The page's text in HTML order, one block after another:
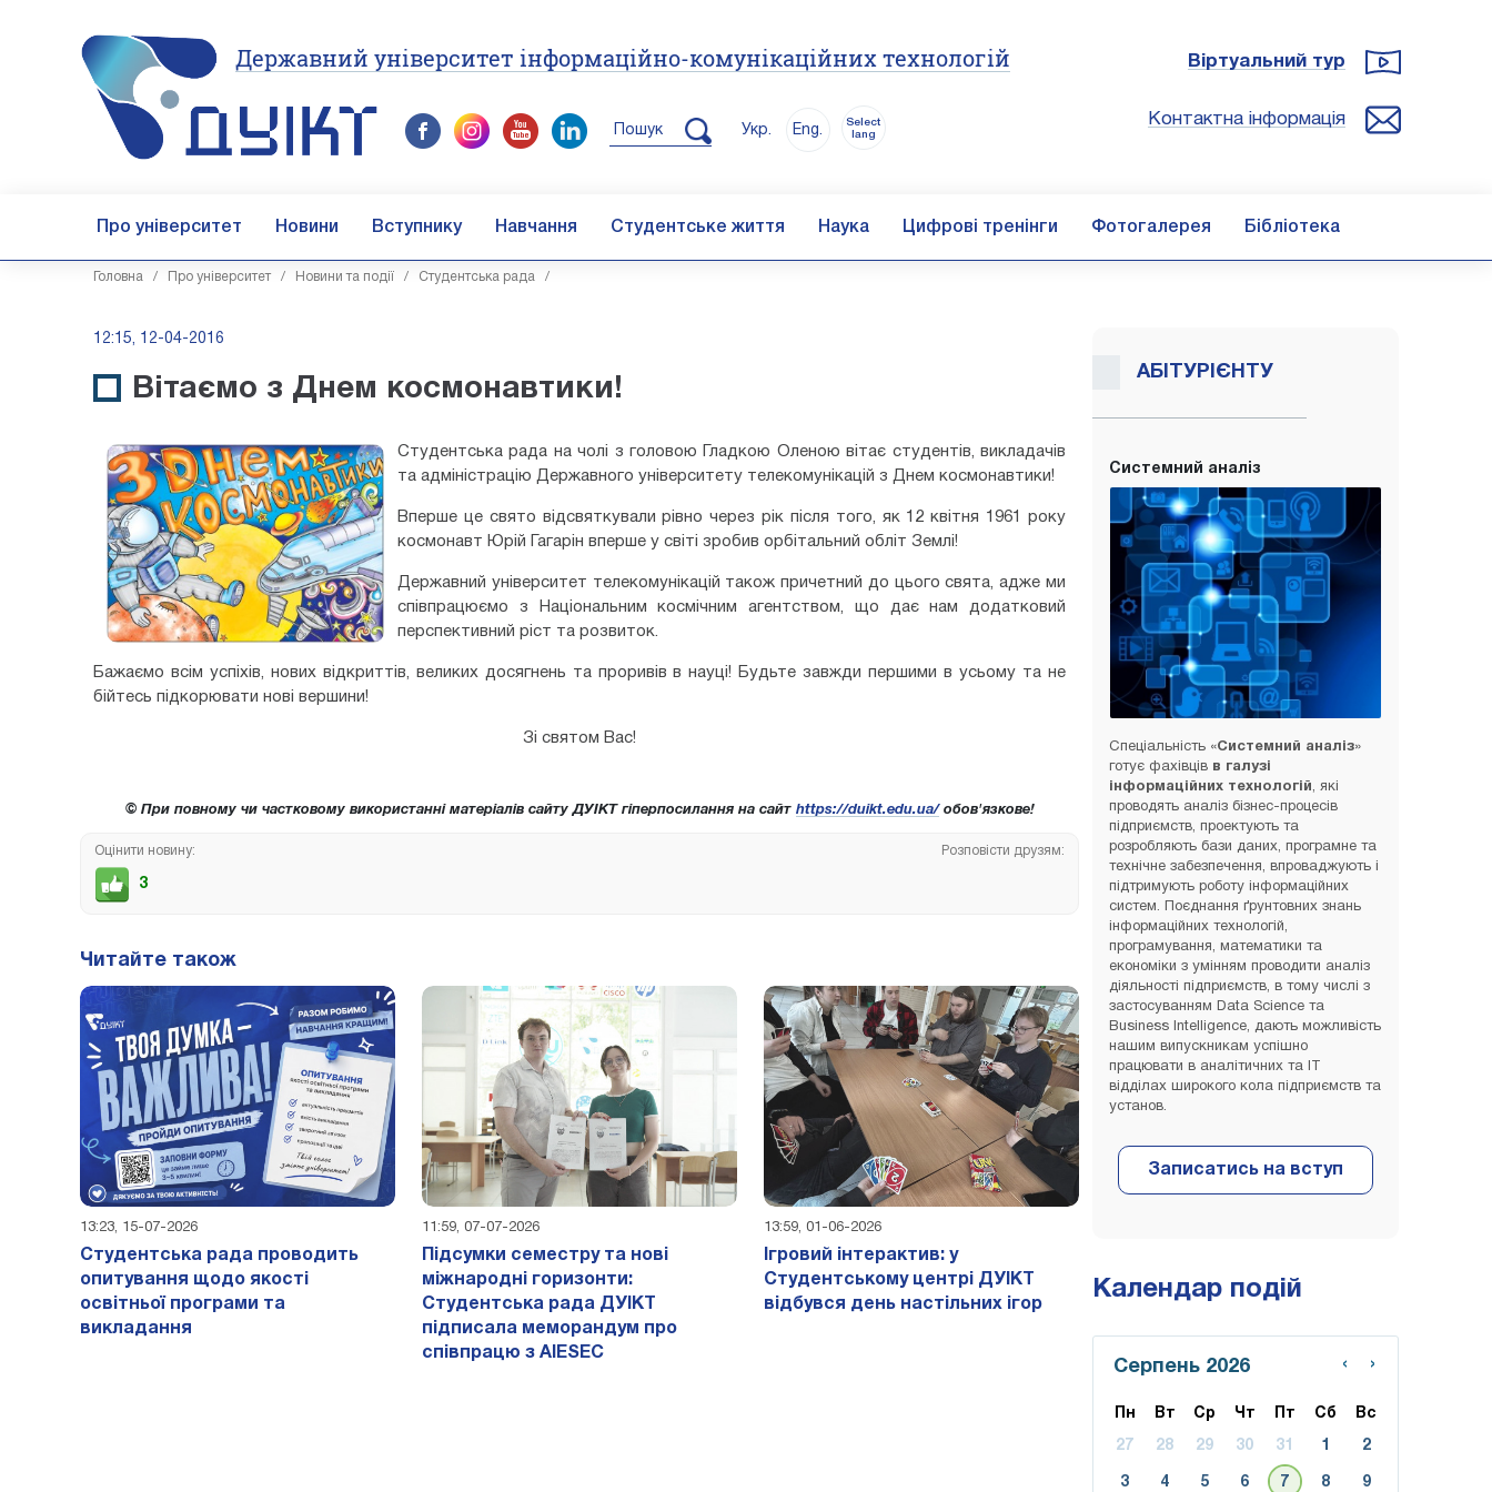
Державний університет інформаційно-комунікаційних технологій
Пошук Укр. Eng.
Select
lang
Віртуальний тур
Контактна інформація
Про університет Новини Вступнику Навчання Студентське життя Наука Цифрові тренінги Фотогалерея Бібліотека
Головна / Про університет/ Новини та події / Студентська рада /
12:15, 12-04-2016
Вітаємо з Днем космонавтики!
Студентська рада на чолі з головою Гладкою Оленою вітає студентів, викладачів
та адміністрацію Державного університету телекомунікацій з Днем космонавтики!
Вперше це свято відсвяткували рівно через рік після того, як 12 квітня 1961 року
космонавт Юрій Гагарін вперше у світі зробив орбітальний обліт Землі!
Державний університет телекомунікацій також причетний до цього свята, адже ми
співпрацюємо з Національним космічним агентством, що дає нам додатковий
перспективний ріст та розвиток.
Бажаємо всім успіхів, нових відкриттів, великих досягнень та проривів в науці! Будьте завжди першими в усьому та не
бійтесь підкорювати нові вершини!
Зі святом Вас!
© При повному чи частковому використанні матеріалів сайту ДУІКТ гіперпосилання на сайт https://duikt.edu.ua/обов'язкове!
Оцінити новину:
3
Розповісти друзям:
Читайте також
13:23, 15-07-2026
Студентська рада проводить
опитування щодо якості
освітньої програми та
викладання
11:59, 07-07-2026
Підсумки семестру та нові
міжнародні горизонти:
Студентська рада ДУІКТ
підписала меморандум про
співпрацю з AIESEC
13:59, 01-06-2026
Ігровий інтерактив: у
Студентському центрі ДУІКТ
відбувся день настільних ігор
АБІТУРІЄНТУ
Системний аналіз
Спеціальність «Системний аналіз»
готує фахівців в галузі
інформаційних технологій, які
проводять аналіз бізнес-процесів
підприємств, проектують та
розробляють бази даних, програмне та
технічне забезпечення, впроваджують і
підтримують роботу інформаційних
систем. Поєднання ґрунтовних знань
інформаційних технологій,
програмування, математики та
економіки з умінням проводити аналіз
діяльності підприємств, в тому числі з
застосуванням Data Science та
Business Intelligence, дають можливість
нашим випускникам успішно
працювати в аналітичних та ІТ
відділах широкого кола підприємств та
установ.
Календар подій
›
‹
Серпень 2026
Пн Вт Ср Чт Пт Сб Вс
27 28 29 30 31 1 2
3 4 5 6 7 8 9